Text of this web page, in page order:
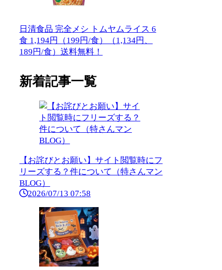
日清食品 完全メシ トムヤムライス 6
食 1,194円（199円/食）（1,134円、
189円/食）送料無料！
新着記事一覧
【お詫びとお願い】サイト閲覧時にフ
リーズする？件について（特さんマン
BLOG）
2026/07/13 07:58